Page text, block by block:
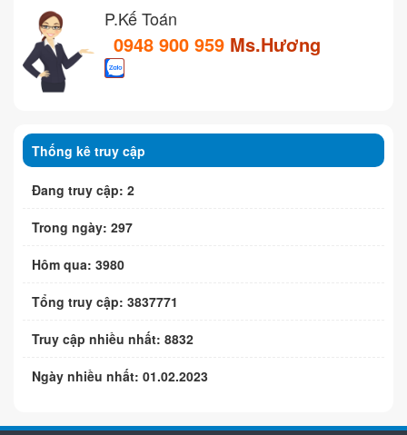
P.Kế Toán
0948 900 959 Ms.Hương
Thống kê truy cập
Đang truy cập: 2
Trong ngày: 297
Hôm qua: 3980
Tổng truy cập: 3837771
Truy cập nhiều nhất: 8832
Ngày nhiều nhất: 01.02.2023